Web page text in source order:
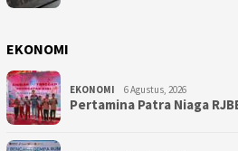
EKONOMI
EKONOMI 6 Agustus, 2026
Pertamina Patra Niaga